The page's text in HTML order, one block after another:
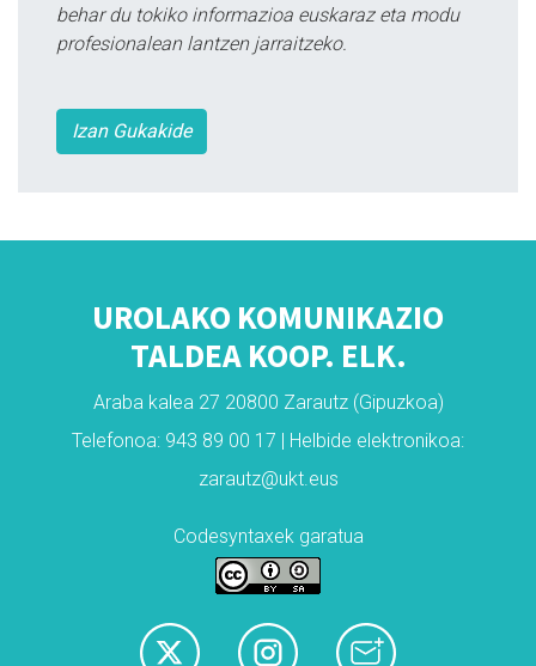
behar du tokiko informazioa euskaraz eta modu
profesionalean lantzen jarraitzeko.
Izan Gukakide
UROLAKO KOMUNIKAZIO
TALDEA KOOP. ELK.
Araba kalea 27 20800 Zarautz (Gipuzkoa)
Telefonoa: 943 89 00 17 | Helbide elektronikoa:
zarautz@ukt.eus
Codesyntaxek garatua